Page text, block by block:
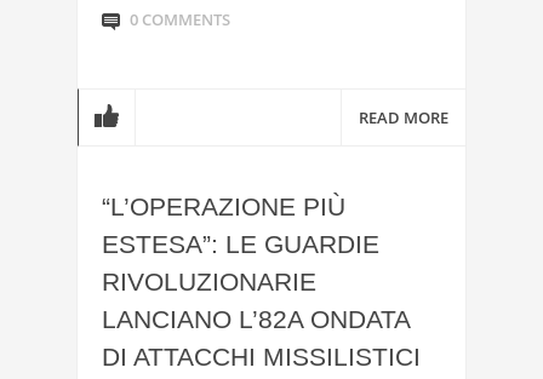
0 COMMENTS
READ MORE
“L’OPERAZIONE PIÙ
ESTESA”: LE GUARDIE
RIVOLUZIONARIE
LANCIANO L’82A ONDATA
DI ATTACCHI MISSILISTICI